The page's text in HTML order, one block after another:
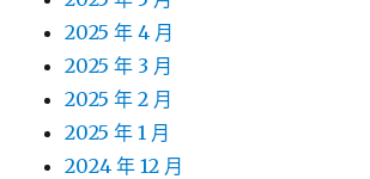
2025 年 4 月
2025 年 3 月
2025 年 2 月
2025 年 1 月
2024 年 12 月